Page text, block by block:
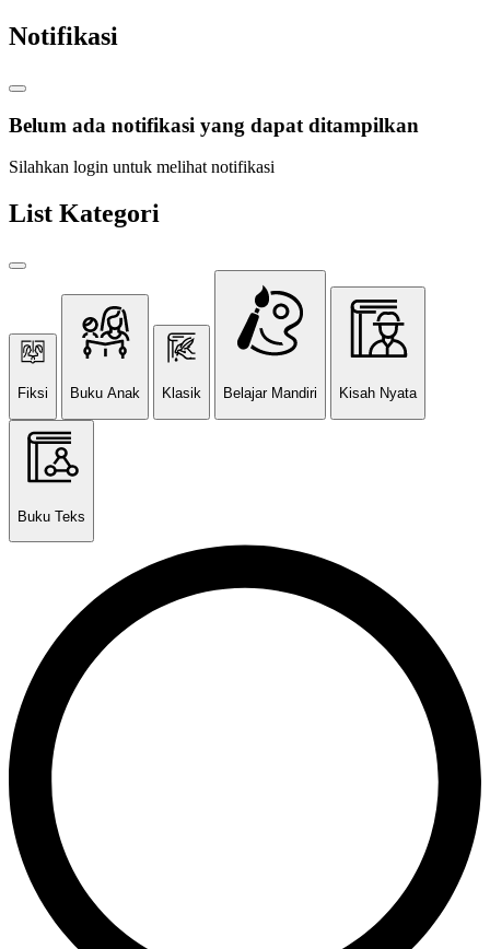
Notifikasi
Belum ada notifikasi yang dapat ditampilkan
Silahkan login untuk melihat notifikasi
List Kategori
Fiksi Buku Anak Klasik Belajar Mandiri Kisah Nyata
Buku Teks